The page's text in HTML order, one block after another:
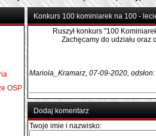
OSP
Konkurs 100 kominiarek na 100 -
Ruszył konkurs "100
Zachęcamy do udziału oraz
Mariola_Kramarz, 07-09-2020,
Dodaj komentarz
Twoje imie i nazwisko: